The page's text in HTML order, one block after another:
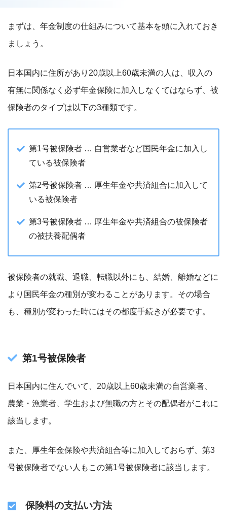
まずは、年金制度の仕組みについて基本を頭に入れておき
ましょう。
日本国内に住所があり20歳以上60歳未満の人は、収入の
有無に関係なく必ず年金保険に加入しなくてはならず、被
保険者のタイプは以下の3種類です。
第1号被保険者 … 自営業者など国民年金に加入し
ている被保険者
第2号被保険者 … 厚生年金や共済組合に加入して
いる被保険者
第3号被保険者 … 厚生年金や共済組合の被保険者
の被扶養配偶者
被保険者の就職、退職、転職以外にも、結婚、離婚などに
より国民年金の種別が変わることがあります。その場合
も、種別が変わった時にはその都度手続きが必要です。
第1号被保険者
日本国内に住んでいて、20歳以上60歳未満の自営業者、
農業・漁業者、学生および無職の方とその配偶者がこれに
該当します。
また、厚生年金保険や共済組合等に加入しておらず、第3
号被保険者でない人もこの第1号被保険者に該当します。
保険料の支払い方法